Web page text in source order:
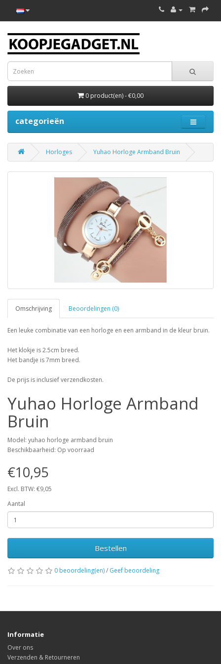
0 product(en) - €0,00
categorieën
Horloges Yuhao Horloge Armband Bruin
Omschrijving Beoordelingen (0)
Een leuke combinatie van een horloge en een armband in de kleur bruin.
Het klokje is 2.5cm breed.
Het bandje is 7mm breed.
De prijs is inclusief verzendkosten.
Yuhao Horloge Armband
Bruin
Model: yuhao horloge armband bruin
Beschikbaarheid: Op voorraad
€10,95
Excl. BTW: €9,05
Aantal
Bestellen
0 beoordeling(en)/ Geef beoordeling
Informatie
Over ons
Verzenden & Retourneren